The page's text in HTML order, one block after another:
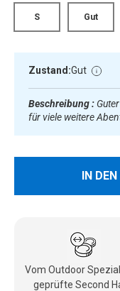
S Gut
Zustand:Gut
Beschreibung :
für viele weitere
IN
Vom Outdoor
geprüfte Second